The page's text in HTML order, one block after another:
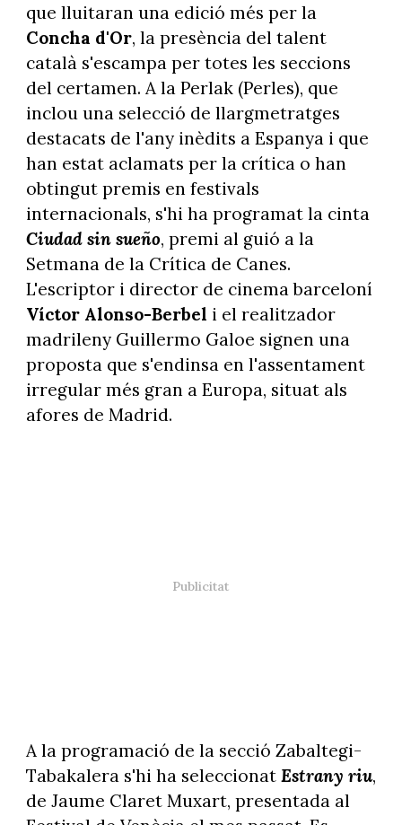
que lluitaran una edició més per la
Concha d'Or, la presència del talent
català s'escampa per totes les seccions
del certamen. A la Perlak (Perles), que
inclou una selecció de llargmetratges
destacats de l'any inèdits a Espanya i que
han estat aclamats per la crítica o han
obtingut premis en festivals
internacionals, s'hi ha programat la cinta
Ciudad sin sueño, premi al guió a la
Setmana de la Crítica de Canes.
L'escriptor i director de cinema barceloní
Víctor Alonso-Berbel i el realitzador
madrileny Guillermo Galoe signen una
proposta que s'endinsa en l'assentament
irregular més gran a Europa, situat als
afores de Madrid.
A la programació de la secció Zabaltegi-
Tabakalera s'hi ha seleccionat Estrany riu,
de Jaume Claret Muxart, presentada al